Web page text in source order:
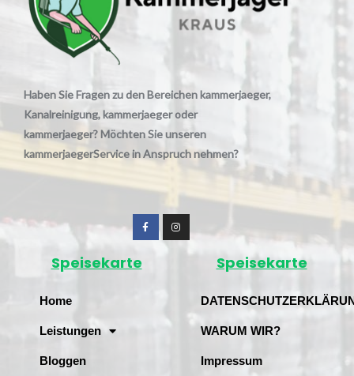
Haben Sie Fragen zu den Bereichen kammerjaeger,
Kanalreinigung, kammerjaeger oder
kammerjaeger? Möchten Sie unseren
kammerjaegerService in Anspruch nehmen?
Speisekarte
Home
Leistungen
Bloggen
Speisekarte
WARUM WIR?
Impressum